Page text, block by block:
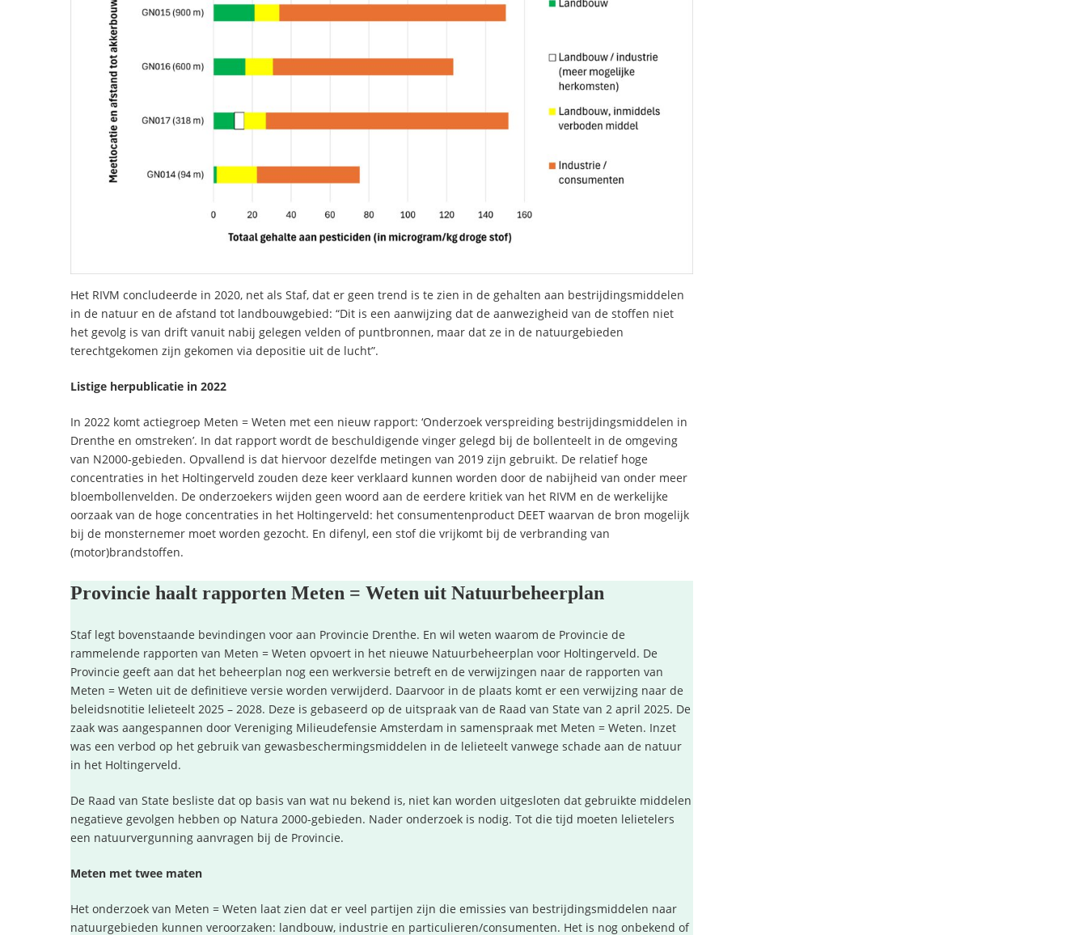
Het RIVM concludeerde in 2020, net als Staf, dat er geen trend is te zien in de gehalten aan bestrijdingsmiddelen
in de natuur en de afstand tot landbouwgebied: “Dit is een aanwijzing dat de aanwezigheid van de stoffen niet
het gevolg is van drift vanuit nabij gelegen velden of puntbronnen, maar dat ze in de natuurgebieden
terechtgekomen zijn gekomen via depositie uit de lucht”.
Listige herpublicatie in 2022
In 2022 komt actiegroep Meten = Weten met een nieuw rapport: ‘Onderzoek verspreiding bestrijdingsmiddelen in
Drenthe en omstreken’. In dat rapport wordt de beschuldigende vinger gelegd bij de bollenteelt in de omgeving
van N2000-gebieden. Opvallend is dat hiervoor dezelfde metingen van 2019 zijn gebruikt. De relatief hoge
concentraties in het Holtingerveld zouden deze keer verklaard kunnen worden door de nabijheid van onder meer
bloembollenvelden. De onderzoekers wijden geen woord aan de eerdere kritiek van het RIVM en de werkelijke
oorzaak van de hoge concentraties in het Holtingerveld: het consumentenproduct DEET waarvan de bron mogelijk
bij de monsternemer moet worden gezocht. En difenyl, een stof die vrijkomt bij de verbranding van
(motor)brandstoffen.
Provincie haalt rapporten Meten = Weten uit Natuurbeheerplan
Staf legt bovenstaande bevindingen voor aan Provincie Drenthe. En wil weten waarom de Provincie de
rammelende rapporten van Meten = Weten opvoert in het nieuwe Natuurbeheerplan voor Holtingerveld. De
Provincie geeft aan dat het beheerplan nog een werkversie betreft en de verwijzingen naar de rapporten van
Meten = Weten uit de definitieve versie worden verwijderd. Daarvoor in de plaats komt er een verwijzing naar de
beleidsnotitie lelieteelt 2025 – 2028. Deze is gebaseerd op de uitspraak van de Raad van State van 2 april 2025. De
zaak was aangespannen door Vereniging Milieudefensie Amsterdam in samenspraak met Meten = Weten. Inzet
was een verbod op het gebruik van gewasbeschermingsmiddelen in de lelieteelt vanwege schade aan de natuur
in het Holtingerveld.
De Raad van State besliste dat op basis van wat nu bekend is, niet kan worden uitgesloten dat gebruikte middelen
negatieve gevolgen hebben op Natura 2000-gebieden. Nader onderzoek is nodig. Tot die tijd moeten lelietelers
een natuurvergunning aanvragen bij de Provincie.
Meten met twee maten
Het onderzoek van Meten = Weten laat zien dat er veel partijen zijn die emissies van bestrijdingsmiddelen naar
natuurgebieden kunnen veroorzaken: landbouw, industrie en particulieren/consumenten. Het is nog onbekend of